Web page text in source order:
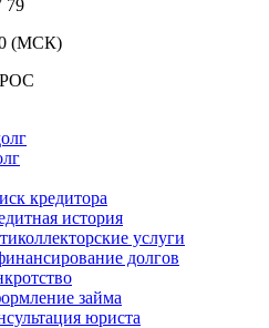
79
(МСК)
кредитора
история
услуги
долгов
займа
юриста